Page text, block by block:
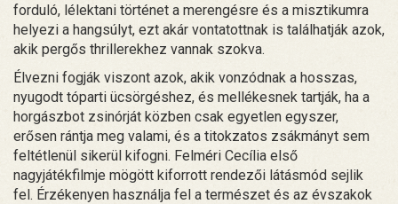
forduló, lélektani történet a merengésre és a misztikumra
helyezi a hangsúlyt, ezt akár vontatottnak is találhatják azok,
akik pergős thrillerekhez vannak szokva.
Élvezni fogják viszont azok, akik vonzódnak a hosszas,
nyugodt tóparti ücsörgéshez, és mellékesnek tartják, ha a
horgászbot zsinórját közben csak egyetlen egyszer,
erősen rántja meg valami, és a titokzatos zsákmányt sem
feltétlenül sikerül kifogni. Felméri Cecília első
nagyjátékfilmje mögött kiforrott rendezői látásmód sejlik
fel. Érzékenyen használja fel a természet és az évszakok